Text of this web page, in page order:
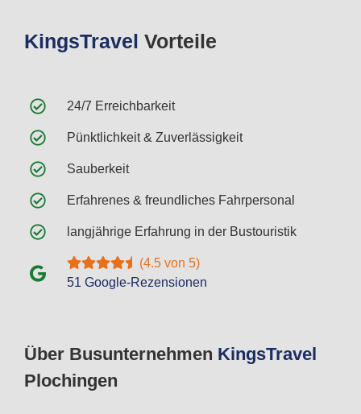
Über Busunternehmen KingsTravel
Plochingen
KingsTravel Vorteile
24/7 Erreichbarkeit
Pünktlichkeit & Zuverlässigkeit
Sauberkeit
Erfahrenes & freundliches Fahrpersonal
langjährige Erfahrung in der Bustouristik
(4.5 von 5)
51 Google-Rezensionen